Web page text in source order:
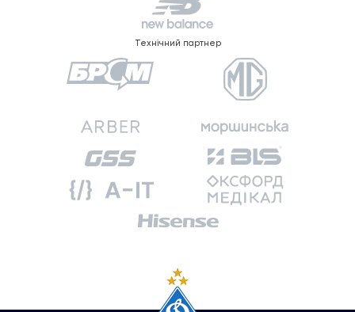
Технічний партнер